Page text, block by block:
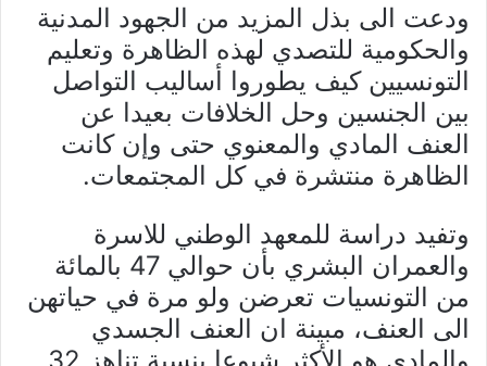
ودعت الى بذل المزيد من الجهود المدنية
والحكومية للتصدي لهذه الظاهرة وتعليم
التونسيين كيف يطوروا أساليب التواصل
بين الجنسين وحل الخلافات بعيدا عن
العنف المادي والمعنوي حتى وإن كانت
الظاهرة منتشرة في كل المجتمعات.
وتفيد دراسة للمعهد الوطني للاسرة
والعمران البشري بأن حوالي 47 بالمائة
من التونسيات تعرضن ولو مرة في حياتهن
الى العنف، مبينة ان العنف الجسدي
والمادي هو الأكثر شيوعا بنسبة تناهز 32